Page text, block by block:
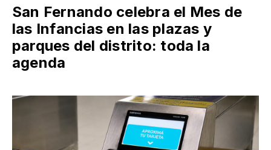
San Fernando celebra el Mes de
las Infancias en las plazas y
parques del distrito: toda la
agenda